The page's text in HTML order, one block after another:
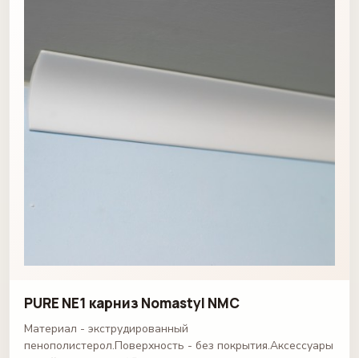
PURE NE1 карниз Nomastyl NMC
Материал - экструдированный
пенополистерол.Поверхность - без покрытия.Аксессуары